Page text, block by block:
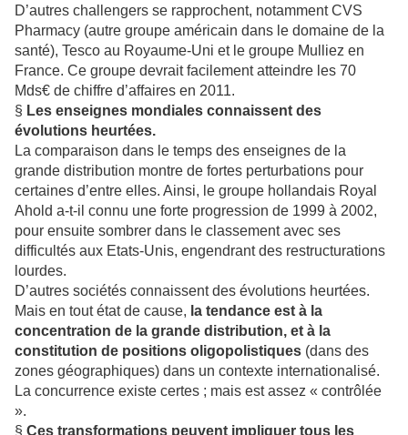
D’autres challengers se rapprochent, notamment CVS
Pharmacy (autre groupe américain dans le domaine de la
santé), Tesco au Royaume-Uni et le groupe Mulliez en
France. Ce groupe devrait facilement atteindre les 70
Mds€ de chiffre d’affaires en 2011.
§ Les enseignes mondiales connaissent des
évolutions heurtées.
La comparaison dans le temps des enseignes de la
grande distribution montre de fortes perturbations pour
certaines d’entre elles. Ainsi, le groupe hollandais Royal
Ahold a-t-il connu une forte progression de 1999 à 2002,
pour ensuite sombrer dans le classement avec ses
difficultés aux Etats-Unis, engendrant des restructurations
lourdes.
D’autres sociétés connaissent des évolutions heurtées.
Mais en tout état de cause, la tendance est à la
concentration de la grande distribution, et à la
constitution de positions oligopolistiques (dans des
zones géographiques) dans un contexte internationalisé.
La concurrence existe certes ; mais est assez « contrôlée
».
§ Ces transformations peuvent impliquer tous les